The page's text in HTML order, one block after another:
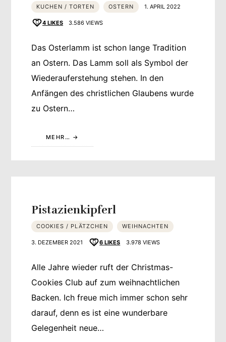
KUCHEN / TORTEN OSTERN 1. APRIL 2022
4 LIKES 3.586 VIEWS
Das Osterlamm ist schon lange Tradition
an Ostern. Das Lamm soll als Symbol der
Wiederauferstehung stehen. In den
Anfängen des christlichen Glaubens wurde
zu Ostern…
MEHR…
Pistazienkipferl
COOKIES / PLÄTZCHEN WEIHNACHTEN
3. DEZEMBER 2021 6 LIKES 3.978 VIEWS
Alle Jahre wieder ruft der Christmas-
Cookies Club auf zum weihnachtlichen
Backen. Ich freue mich immer schon sehr
darauf, denn es ist eine wunderbare
Gelegenheit neue…